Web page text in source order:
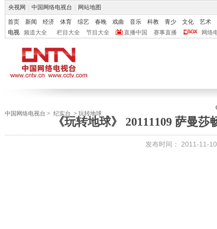
央视网 中国网络电视台 网站地图
首页 新闻 经济 体育 综艺 春晚 戏曲 音乐 科教 青少 文化
艺术
电视
频道大全 栏目大全 节目大全 直播中国 赛事直播 网络
中国网络电视台 > 纪实台 > 玩转地球
《玩转地球》 20111109 萨曼
发布时间： 2011-11-